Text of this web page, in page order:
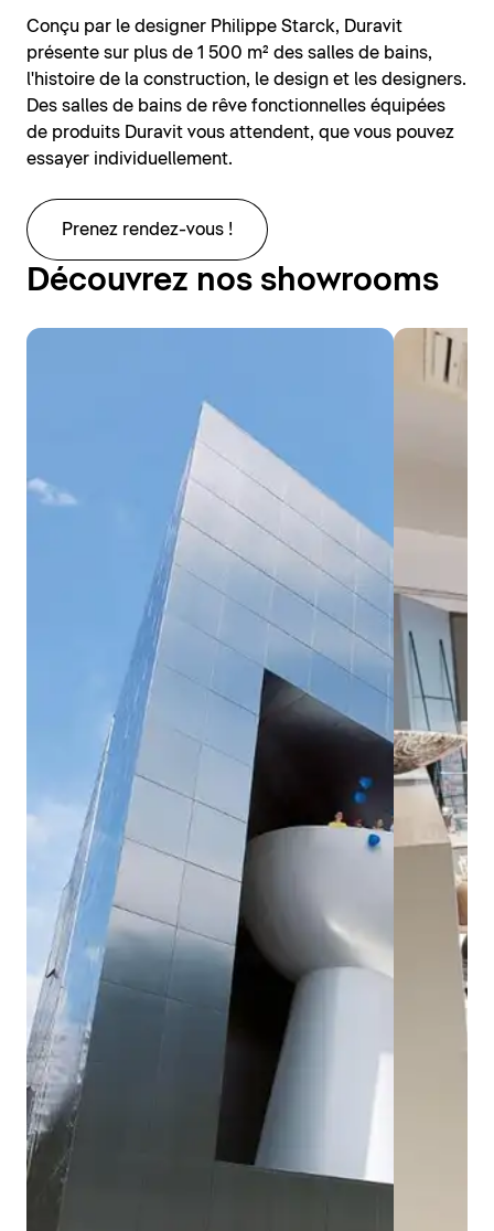
Conçu par le designer Philippe Starck, Duravit
présente sur plus de 1 500 m² des salles de bains,
l'histoire de la construction, le design et les designers.
Des salles de bains de rêve fonctionnelles équipées
de produits Duravit vous attendent, que vous pouvez
essayer individuellement.
Prenez rendez-vous !
Découvrez nos showrooms